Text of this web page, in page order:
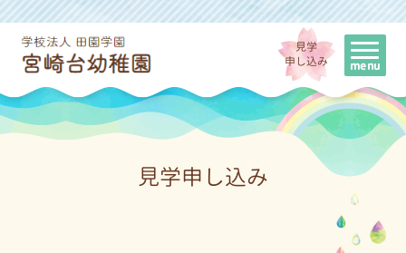
見学
申し込み
見学申し込み